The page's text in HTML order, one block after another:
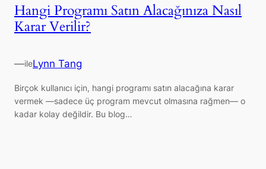
Hangi Programı Satın Alacağınıza Nasıl
Karar Verilir?
—ileLynn Tang
Birçok kullanıcı için, hangi programı satın alacağına karar
vermek —sadece üç program mevcut olmasına rağmen— o
kadar kolay değildir. Bu blog…